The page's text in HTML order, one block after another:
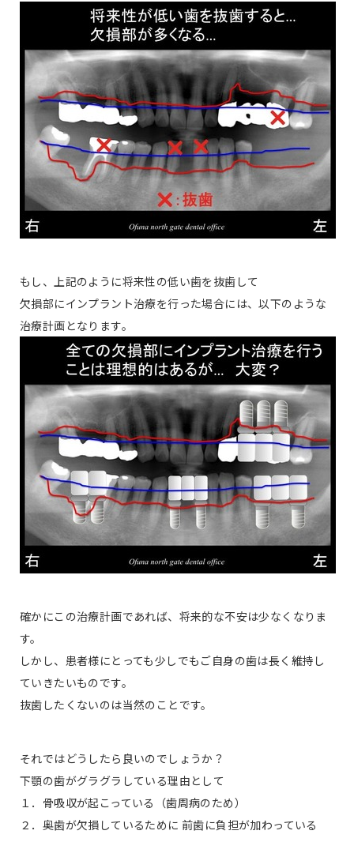
もし、上記のように将来性の低い歯を抜歯して
欠損部にインプラント治療を行った場合には、以下のような
治療計画となります。
確かにこの治療計画であれば、将来的な不安は少なくなりま
す。
しかし、患者様にとっても少しでもご自身の歯は長く維持し
ていきたいものです。
抜歯したくないのは当然のことです。
それではどうしたら良いのでしょうか？
下顎の歯がグラグラしている理由として
１．骨吸収が起こっている（歯周病のため）
２．奥歯が欠損しているために 前歯に負担が加わっている